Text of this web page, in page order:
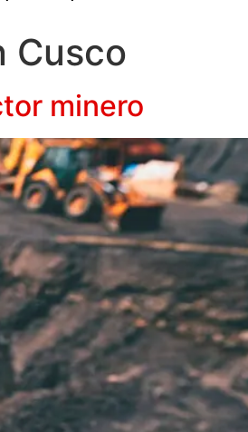
Cusco
minero